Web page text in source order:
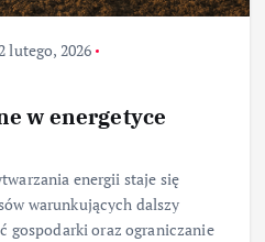
lutego, 2026
w energetyce
energii staje się
warunkujących dalszy
gospodarki oraz ograniczanie